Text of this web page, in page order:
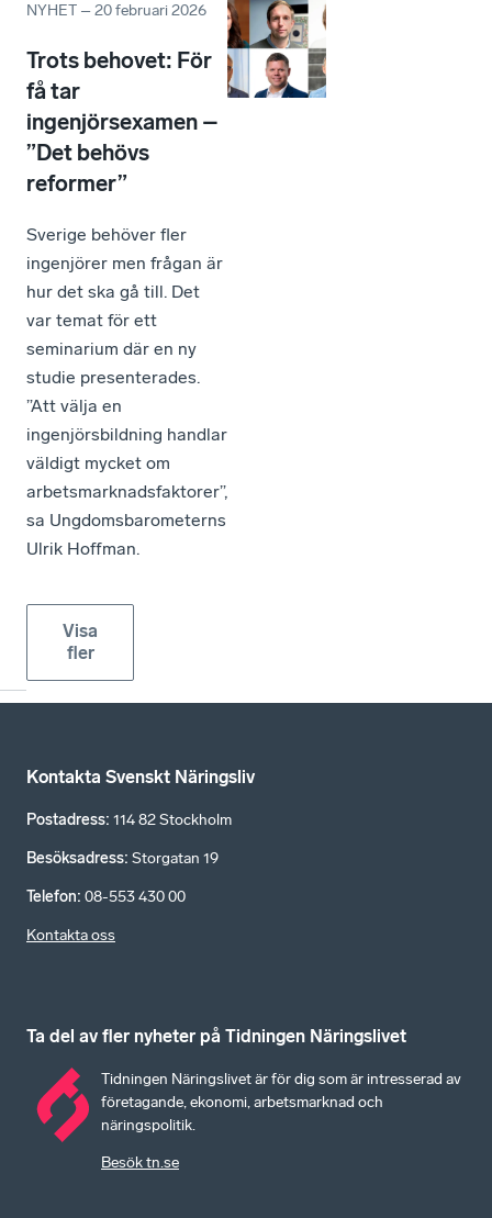
NYHET –20 februari 2026
Trots behovet: För
få tar
ingenjörsexamen –
”Det behövs
reformer”
Sverige behöver fler
ingenjörer men frågan är
hur det ska gå till. Det
var temat för ett
seminarium där en ny
studie presenterades.
”Att välja en
ingenjörsbildning handlar
väldigt mycket om
arbetsmarknadsfaktorer”,
sa Ungdomsbarometerns
Ulrik Hoffman.
Visa
fler
Kontakta Svenskt Näringsliv
Postadress: 114 82 Stockholm
Besöksadress: Storgatan 19
Telefon: 08-553 430 00
Kontakta oss
Ta del av fler nyheter på Tidningen Näringslivet
Tidningen Näringslivet är för dig som är intresserad av
företagande, ekonomi, arbetsmarknad och
näringspolitik.
Besök tn.se